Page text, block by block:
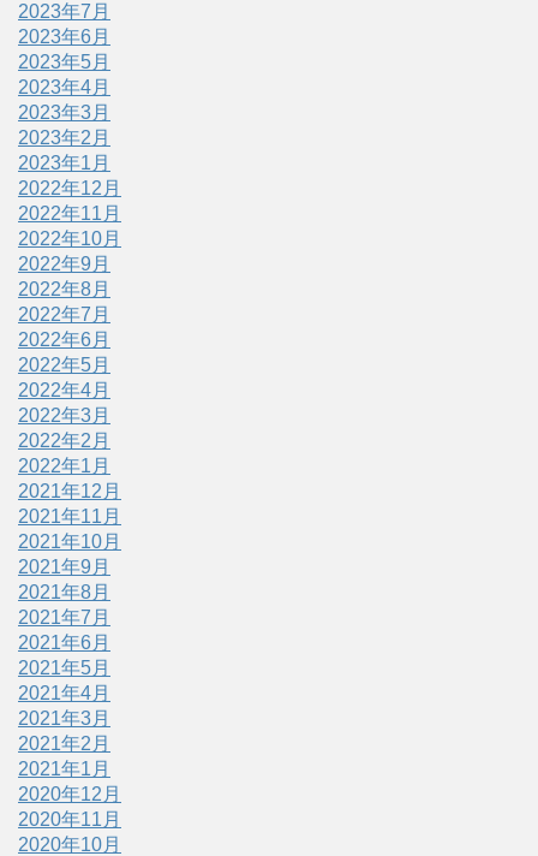
2023年7月
2023年6月
2023年5月
2023年4月
2023年3月
2023年2月
2023年1月
2022年12月
2022年11月
2022年10月
2022年9月
2022年8月
2022年7月
2022年6月
2022年5月
2022年4月
2022年3月
2022年2月
2022年1月
2021年12月
2021年11月
2021年10月
2021年9月
2021年8月
2021年7月
2021年6月
2021年5月
2021年4月
2021年3月
2021年2月
2021年1月
2020年12月
2020年11月
2020年10月